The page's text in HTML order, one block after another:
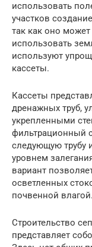
использовать
участков
так как оно
использовать
используют
кассеты.
Кассеты
дренажных труб,
укрепленными
фильтрационный
следующую трубу
уровнем
вариант
осветленных
почвенной влагой.
Строительство
представляет